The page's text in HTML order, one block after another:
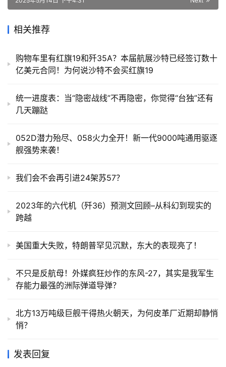
相关推荐
购物车里有红旗19和歼35A？本届航展沙特已经签订数十
亿美元合同！为何说沙特不会买红旗19
统一进度表：当“隐密战线”不再隐密，你觉得“台独”还有
几天蹦跶
052D潜力殆尽、058火力全开！新一代9000吨通用驱逐
舰强势来袭！
我们会不会再引进24架苏57？
2023年的六代机（歼36）预测文回顾–从科幻到现实的
跨越
美国重大失败，特朗普罕见沉默，东大的表现亮了！
不只是反航母！外媒疯狂炒作的东风-27，其实是我军生
存能力最强的洲际弹道导弹？
北方13万吨级巨舰干得热火朝天，为何皮革厂近期却静悄
悄？
发表回复